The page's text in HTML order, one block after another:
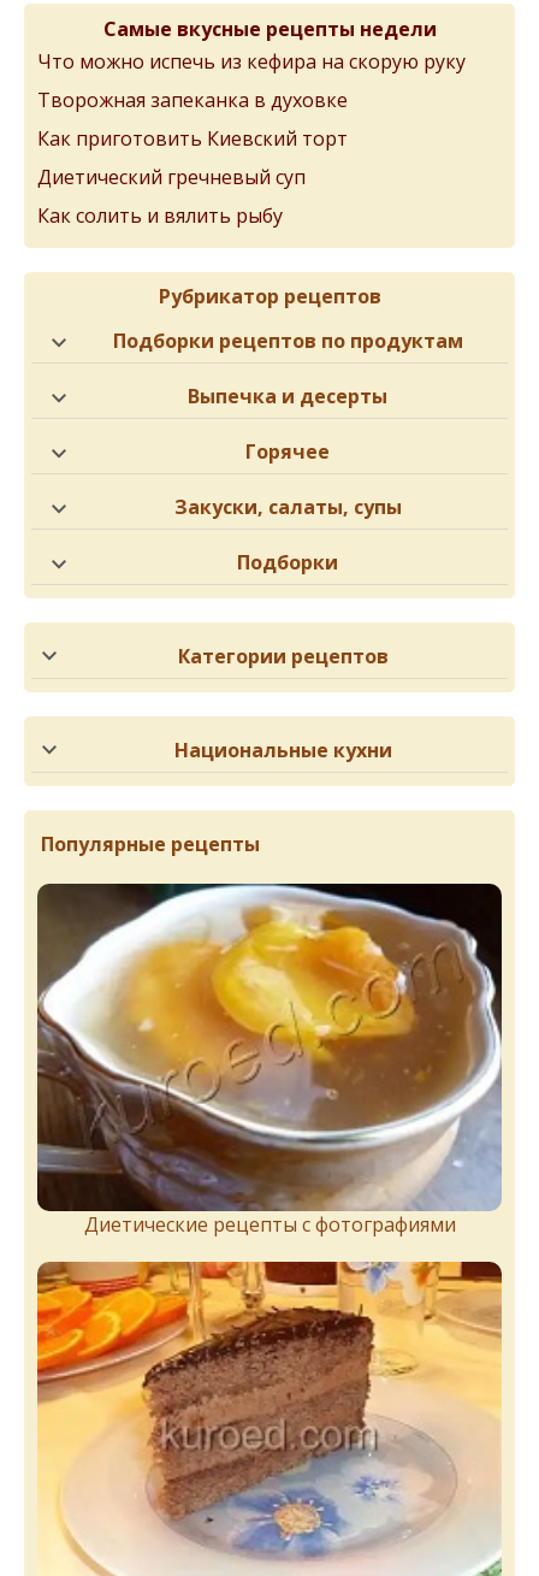
Самые вкусные рецепты недели
Что можно испечь из кефира на скорую руку
Творожная запеканка в духовке
Как приготовить Киевский торт
Диетический гречневый суп
Как солить и вялить рыбу
Рубрикатор рецептов
Подборки рецептов по продуктам
Выпечка и десерты
Горячее
Закуски, салаты, супы
Подборки
Категории рецептов
Национальные кухни
Популярные рецепты
Диетические рецепты с фотографиями